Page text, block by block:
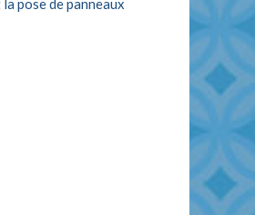
pose de panneaux